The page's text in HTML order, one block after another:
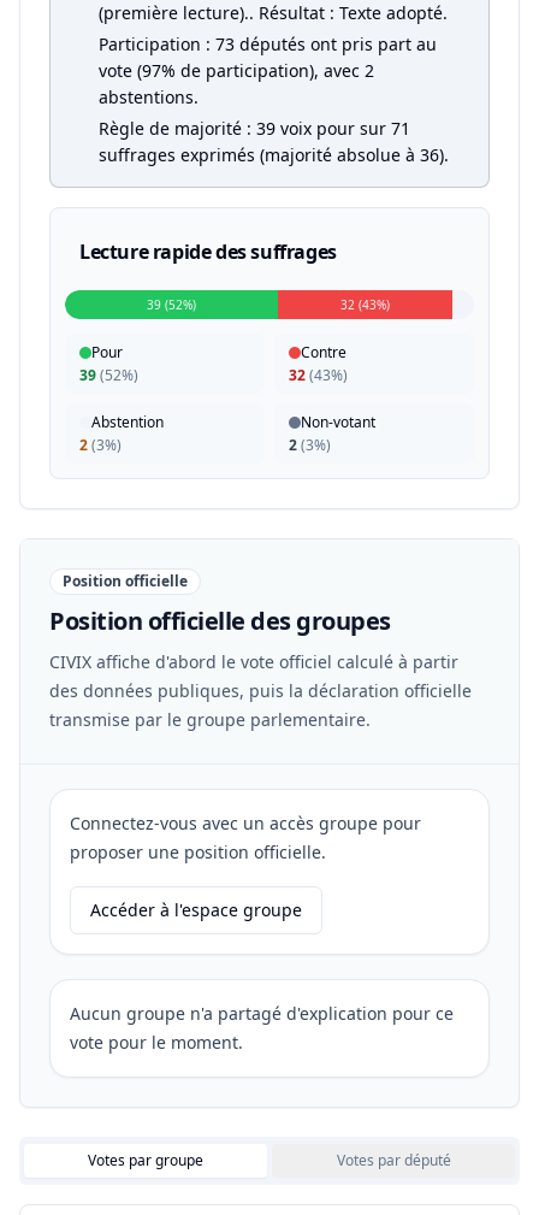
(première lecture).. Résultat : Texte adopté.
Participation : 73 députés ont pris part au
vote (97% de participation), avec 2
abstentions.
Règle de majorité : 39 voix pour sur 71
suffrages exprimés (majorité absolue à 36).
Lecture rapide des suffrages
39 (52%) 32 (43%)
Pour
39(52%)
Contre
32(43%)
Abstention
2(3%)
Non-votant
2(3%)
Position officielle
Position officielle des groupes
CIVIX affiche d'abord le vote officiel calculé à partir
des données publiques, puis la déclaration officielle
transmise par le groupe parlementaire.
Connectez-vous avec un accès groupe pour
proposer une position officielle.
Accéder à l'espace groupe
Aucun groupe n'a partagé d'explication pour ce
vote pour le moment.
Votes par groupe Votes par député